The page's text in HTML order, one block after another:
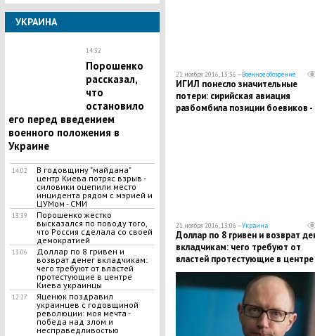
УКРАИНА
14:32
Порошенко
рассказал,
что
остановило
его перед введением
военного положения в
Украине
14:02
В годовщину "майдана"
центр Киева потряс взрыв -
силовики оцепили место
инцидента рядом с мэрией и
ЦУМом - СМИ
13:39
Порошенко жестко
высказался по поводу того,
что Россия сделала со своей
демократией
13:06
Доллар по 8 гривен и
возврат денег вкладчикам:
чего требуют от властей
протестующие в центре
Киева украинцы
12:27
Яценюк поздравил
украинцев с годовщиной
революции: моя мечта -
победа над злом и
несправедливостью
21 ноября 2016, 13:36 —Военное обозрение
ИГИЛ понесло значительные
потери: сирийская авиация
разбомбила позиции боевиков -
21 ноября 2016, 13:06 —Украина
Доллар по 8 гривен и возврат
вкладчикам: чего требуют от
властей протестующие в центре
Киева украинцы